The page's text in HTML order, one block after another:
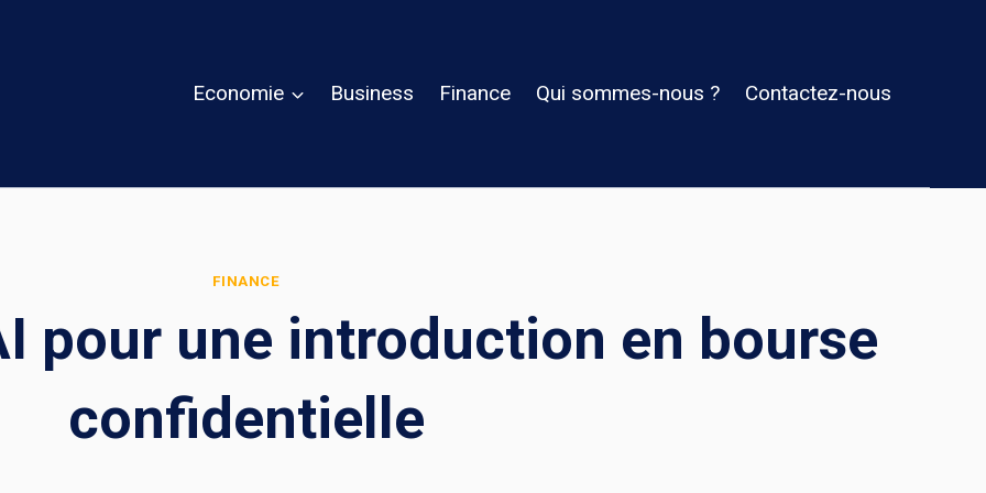
Economie Business Finance Qui sommes-nous ? Contactez-nous
FINANCE
pour une introduction en bourse
confidentielle